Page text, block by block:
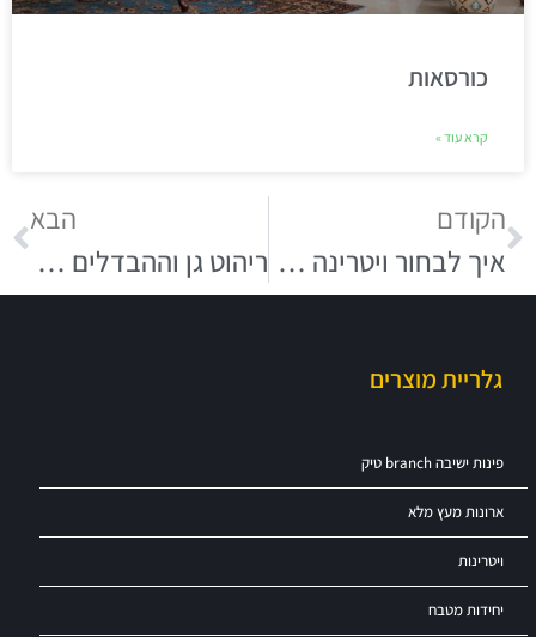
כורסאות
קרא עוד »
הקודם
איך לבחור ויטרינה מתאימה?
הבא
ריהוט גן וההבדלים מול ריהוט לבית
גלריית מוצרים
פינות ישיבה branch טיק
ארונות מעץ מלא
ויטרינות
יחידות מטבח